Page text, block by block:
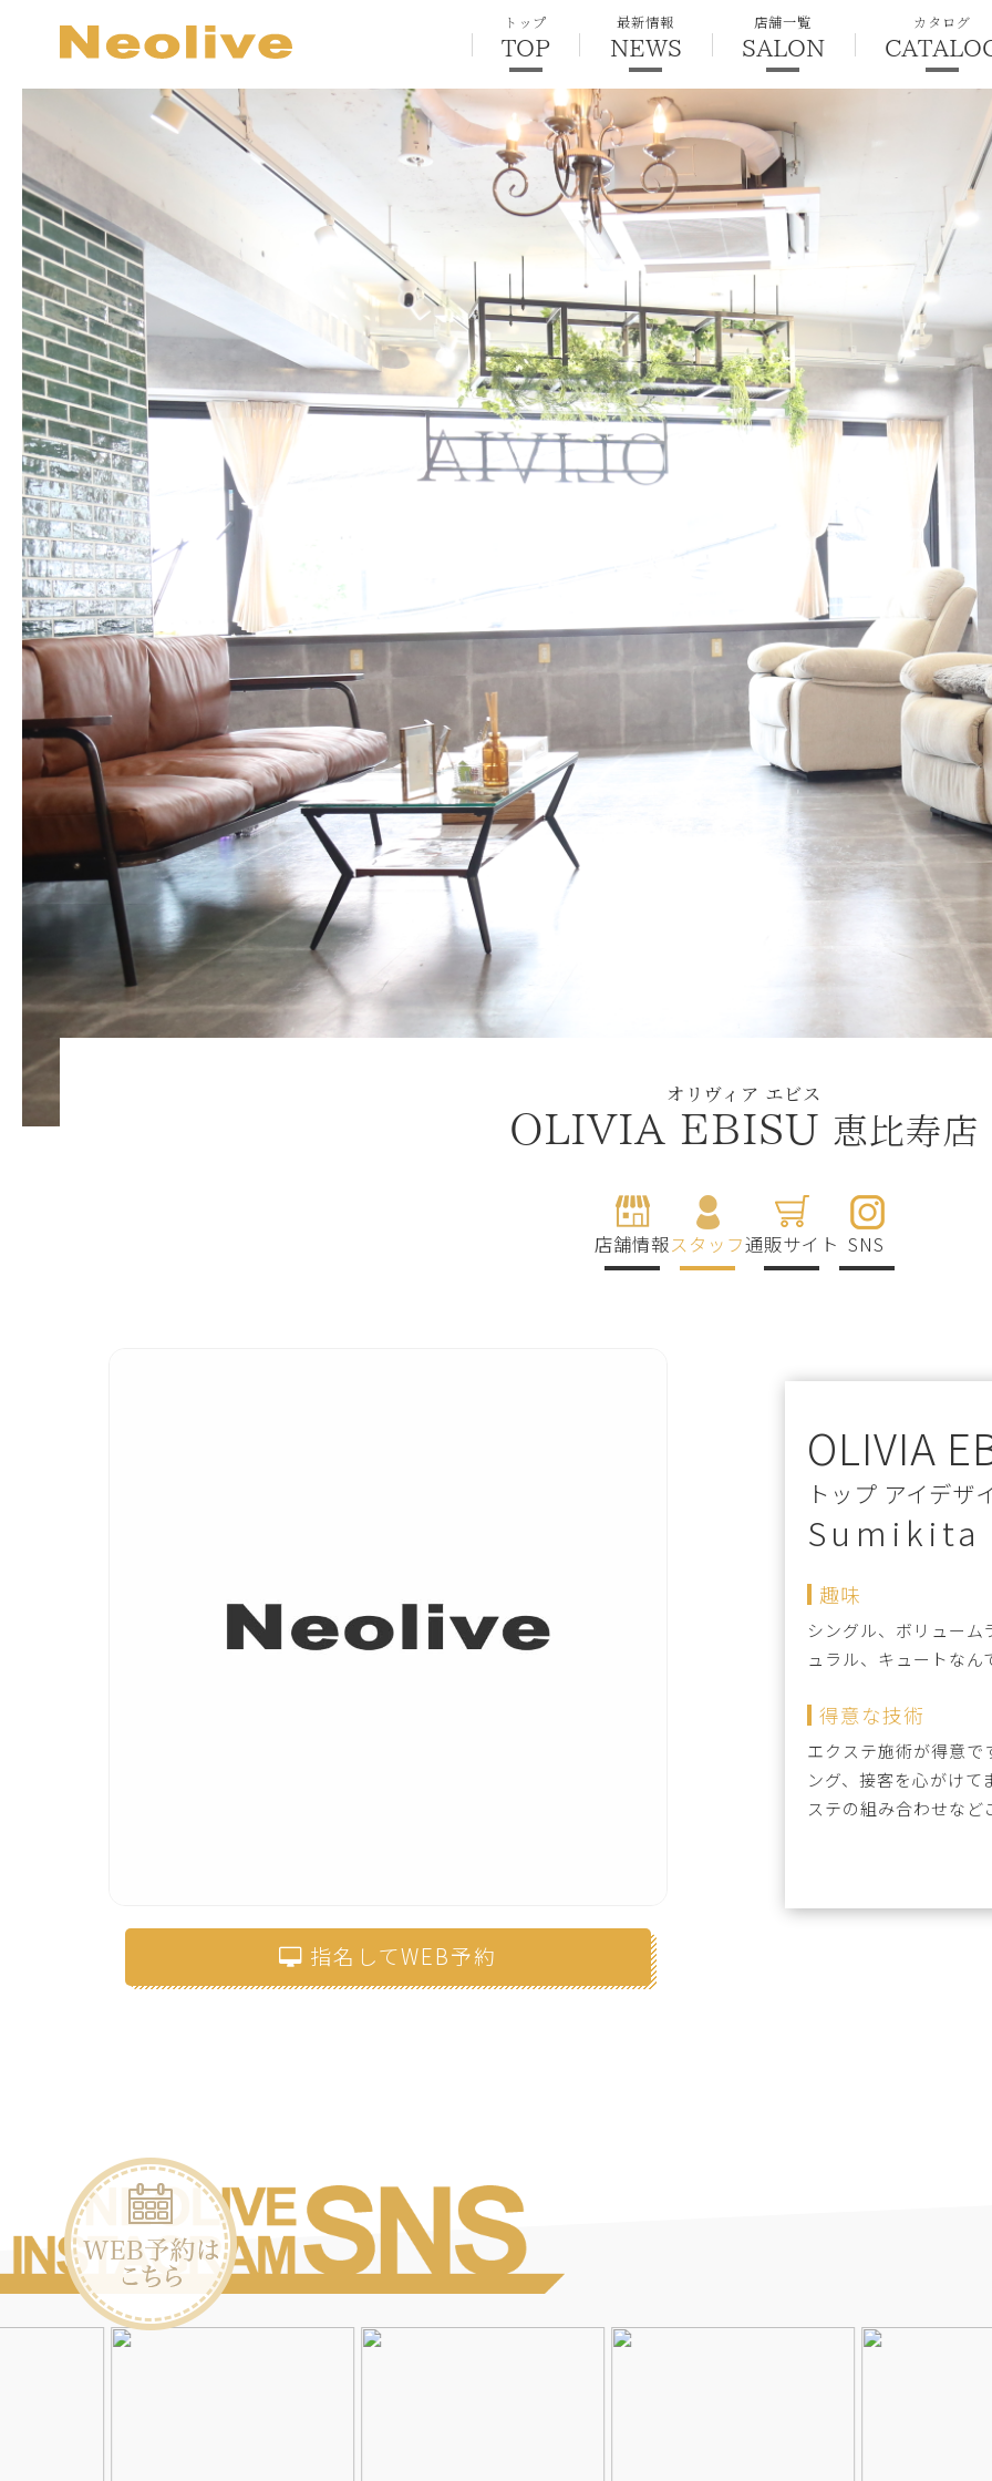
トップ
TOP
最新情報
NEWS
店舗一覧
SALON
カタログ
オリヴィア エビス
OLIVIA EBISU 恵比寿店
店舗情報スタッフ通販サイト SNS
指名してWEB予約
OLIVIA
トップ アイデザ
Sumikita
趣味
シングル、ボリュー
ュラル、キュートな
得意な技術
エクステ施術が得意
ング、接客を心がけ
ステの組み合わせな